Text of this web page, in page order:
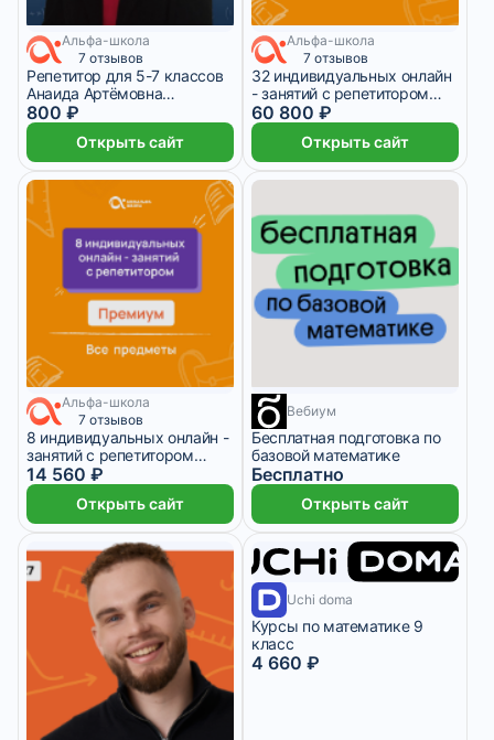
Альфа-школа
7 отзывов
Репетитор для 5-7 классов
Анаида Артёмовна
Петросьянц
800 ₽
Открыть сайт
Альфа-школа
7 отзывов
32 индивидуальных онлайн
- занятий с репетитором
премиум по математике
60 800 ₽
Открыть сайт
Альфа-школа
7 отзывов
8 индивидуальных онлайн -
занятий с репетитором
премиум по математике
14 560 ₽
Открыть сайт
1 месяцВебиум
Бесплатная подготовка по
базовой математике
Бесплатно
Открыть сайт
1 месяцUchi doma
Курсы по математике 9
класс
4 660 ₽